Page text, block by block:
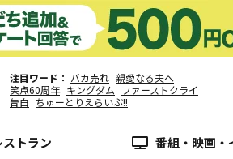
注目ワード バカ売れ 親愛なる夫へ
笑点60周年 キングダム ファーストクライ
告白 ちゅーとりえらいぶ!!
トラン 番組・映画・